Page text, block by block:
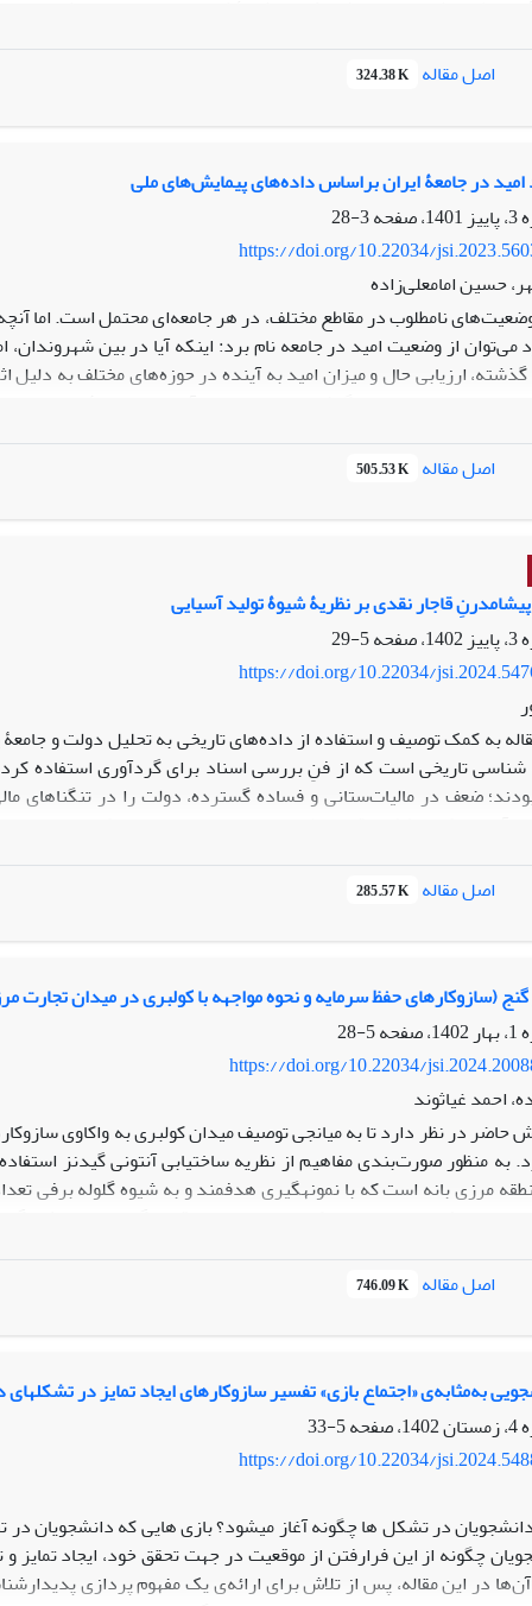
آنان مطالعه شد. هر دو پژوهش به شیوۀ کیفی و داده‌ها به روش
تربیت سوژه‌های متخصص و شهروندان قانون‌مدار دچار تولید ایجاد
در فرهنگ مدرن غرب- بر اساس فرهنگ مصرف‌گرایی –قانون حافظ
است.
اصل مقاله 324.38 K
در جامعۀ ایران براساس داده‌های پیمایش‌های ملی
3-28
https://doi.org/10.22034/
حسین امامعلی‌زاده
نامطلوب در مقاطع مختلف، در هر جامعه‌ای محتمل است. اما
می‌توان از وضعیت امید در جامعه نام برد: اینکه آیا در بین
گذشته، ارزیابی حال و میزان امید به آینده در حوزه‌های مختلف به
تصویری از وضعیت امید و نگرش نسبت به حال و آینده در جامعۀ ایران و
و به ضرورت اصلاح اشاره کرده‌اند. همچنین، بررسی روند
از وضعیت فعلی و آتی جامعه در شاخص‌های مورد بررسی مطلوب نبود
جای گرفته‌اند و رهگیری روند تغییرات نشان داد با مرور زمان
اصل مقاله 505.53 K
قاجار نقدی بر نظریۀ شیوۀ تولید آسیایی
5-29
https://doi.org/10.22034/
به کمک توصیف و استفاده از داده‌های تاریخی به تحلیل دولت و
بودند که همواره قدرتی بالقوه در مقابل حکومت مستقر بودند.
مبنی بر قدرتمند بودن و در اختیار داشتن دیوانسالاری فراگیر و
اصل مقاله 285.57 K
(سازوکارهای حفظ سرمایه و نحوه مواجهه با کولبری در میدان تجارت
5-28
https://doi.org/10.22034/
احمد غیاثوند
حاضر در نظر دارد تا به میانجی توصیف میدان کولبری به واکاوی
به ‌منظور صورت‌بندی مفاهیم از نظریه ساخت­یابی آنتونی گیدنز
نتایج، مشخصه­های میدان کولبری، مناسبات اقتدارگرایانه –
و خطر و تقدم کول بر کولبر است. همچنین بازیگران فرادست غیرنهادی
خزنده سعی در تثبیت موقعیت و تداوم کولبری دارند. فرودستان نیز به
و بواسطه سازوکارهایی نظیر پذیرش سازشکارانه، تحمل
کولبری را پذیرفته و استمرار می­بخشند. در پایان باید
اصل مقاله 746.09 K
به‌مثابه‌ی «اجتماع بازی» تفسیر سازوکارهای ایجاد تمایز در
5-33
https://doi.org/10.22034/
در تشکل ‏ها چگونه آغاز می‏شود؟ بازی‏ هایی که دانشجویان
چگونه از این فرارفتن از موقعیت در جهت تحقق خود، ایجاد
در این مقاله، پس از تلاش برای ارائه‌ی یک مفهوم ‏پردازی